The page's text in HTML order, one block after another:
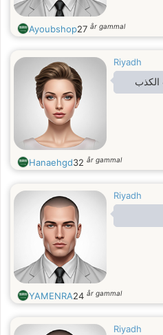
Ayoubshop27 år gammal
Riyadh
الكذب
Hanaehgd32 år gammal
Riyadh
YAMENRA24 år gammal
Riyadh